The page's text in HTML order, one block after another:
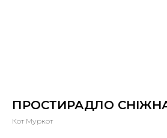
ПРОСТИРАДЛО
Кот Муркот